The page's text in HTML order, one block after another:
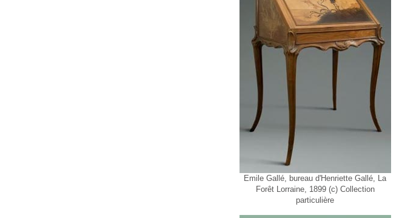
Emile Gallé, bureau d'Henriette Gallé, La
Forêt Lorraine, 1899 (c) Collection
particulière